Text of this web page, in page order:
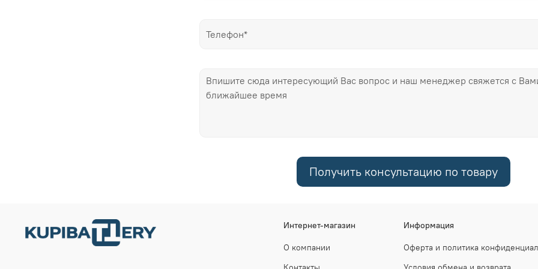
Получить консультацию по товару
Интернет-магазин
О компании
Информация
Оферта и политика